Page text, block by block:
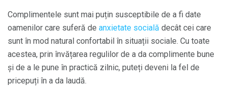
Complimentele sunt mai puțin susceptibile de a fi date
oamenilor care suferă de anxietate socială decât cei care
sunt în mod natural confortabil în situații sociale. Cu toate
acestea, prin învățarea regulilor de a da complimente bune
și de a le pune în practică zilnic, puteți deveni la fel de
pricepuți în a da laudă.